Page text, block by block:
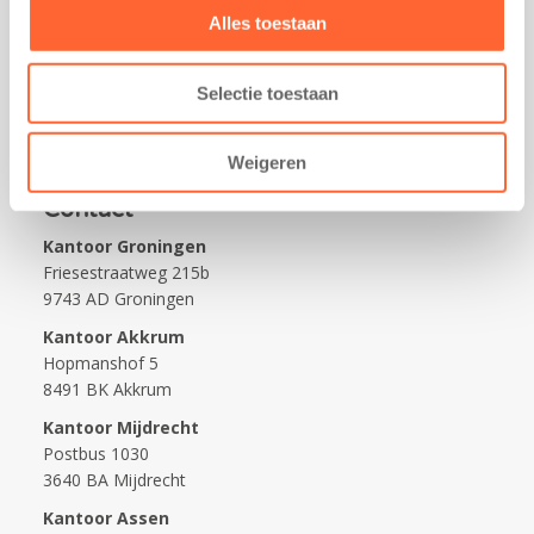
Alles toestaan
Selectie toestaan
Weigeren
Werken bij Kids First
Nieuws over Kids First
Wijzigen opvangcontract
Opzeggen opvangcontract
Contact
Kantoor Groningen
Friesestraatweg 215b
9743 AD Groningen
Kantoor Akkrum
Hopmanshof 5
8491 BK Akkrum
Kantoor Mijdrecht
Postbus 1030
3640 BA Mijdrecht
Kantoor Assen